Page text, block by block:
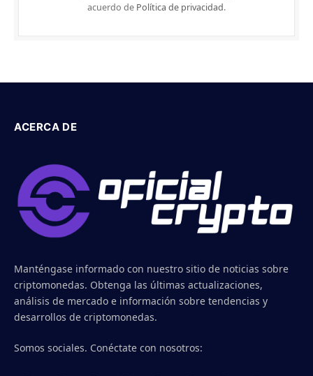
acuerdo de Política de privacidad.
ACERCA DE
Manténgase informado con nuestro sitio de noticias sobre
criptomonedas. Obtenga las últimas actualizaciones,
análisis de mercado e información sobre tendencias y
desarrollos de criptomonedas.
Somos sociales. Conéctate con nosotros: